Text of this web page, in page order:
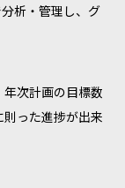
析・管理し、グ
次計画の目標数
った進捗が出来